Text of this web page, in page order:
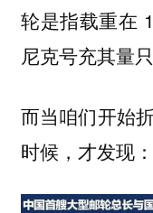
轮是指载重在
尼克号充其量
而当咱们开始
时候，才发现